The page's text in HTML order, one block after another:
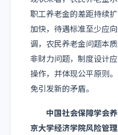
职工养老金的差距持续
加快，待遇标准至少应
调，农民养老金问题本
非财力问题，制度设计
操作，并体现公平原则
免引发新的矛盾。
中国社会保障学会养
京大学经济学院风险管